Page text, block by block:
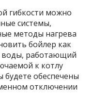
гибкости можно
системы,
методы нагрева
бойлер как
воды, работающий
к котлу
будете обеспечены
отключении